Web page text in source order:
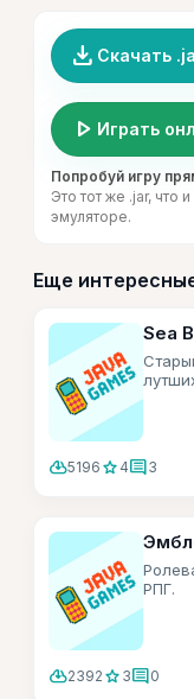
file_download Скачать
play_arrow Играть
Попробуй игру
Это тот же .jar, что
эмуляторе.
Еще
Sea
cloud_download5196 star 4comment3
РПГ.
cloud_download2392 star 3comment0